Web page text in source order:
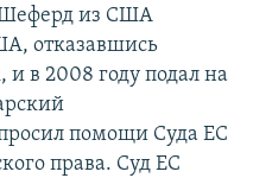
Шеферд из США
отказавшись
и в 2008 году подал на
помощи Суда ЕС
права. Суд ЕС